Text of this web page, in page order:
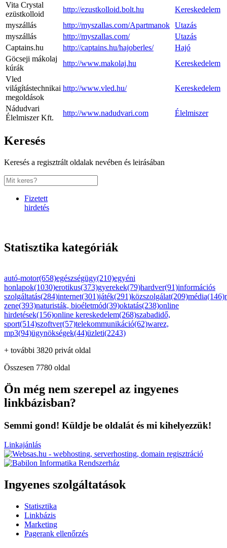
Vita Crystal
ezüstkolloid
http://ezustkolloid.bolt.hu
Kereskedelem
myszállás
http://myszallas.com/Apartmanok Utazás
myszállás
http://myszallas.com/
Utazás
Captains.hu
http://captains.hu/hajoberles/
Hajó
Göcseji mákolaj
kúrák
http://www.makolaj.hu
Kereskedelem
Vled
világítástechnikai
megoldások
http://www.vled.hu/ Kereskedelem
Nádudvari
Élelmiszer Kft.
http://www.nadudvari.com Élelmiszer
Keresés
Keresés a regisztrált oldalak nevében és leirásában
Fizetett
hirdetés
Statisztika kategóriák
autó-motor(658)egészségügy(210)egyéni
honlapok(1030)erotikus(373)gyerekek(79)hardver(91)információs
szolgáltatás(284)internet(301)játék(291)közszolgálat(209)média(146)
zene(393)naturisták, bioéletmód(39)oktatás(238)online
hirdetések(156)online kereskedelem(268)szabadidő,
sport(514)szoftver(57)telekommunikáció(62)warez,
mp3(94)ügynökségek(44)üzleti(2243)
+ további 3820 privát oldal
Összesen 7780 oldal
Ön még nem szerepel az ingyenes
linkbázisban?
Semmi gond! Küldje be oldalát és mi kihelyezzük!
Linkajánlás
Ingyenes szolgáltatások
Statisztika
Linkbázis
Marketing
Pagerank ellenőrzés